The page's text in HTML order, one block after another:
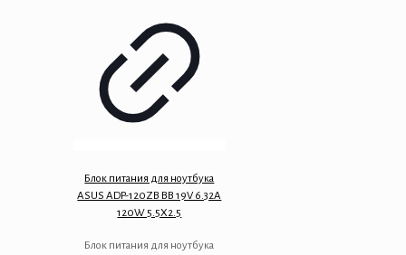
Блок питания для ноутбука
ASUS ADP-120ZB BB 19V 6.32A
120W 5.5X2.5
Блок питания для ноутбука